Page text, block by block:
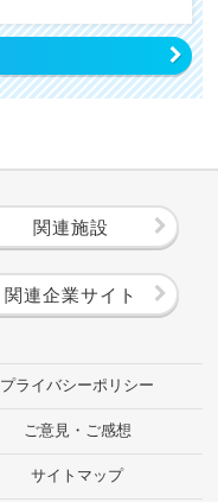
関連施設
関連企業サイト
プライバシーポリシー
ご意見・ご感想
サイトマップ